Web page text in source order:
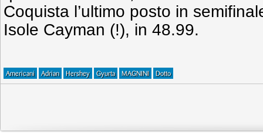
Coquista l’ultimo posto in
Isole Cayman (!), in 48.99.
Americani Adrian Hershey Gyurta MAGNINI Dotto